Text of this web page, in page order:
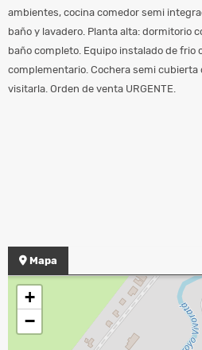
ambientes, cocina comedor semi
baño y lavadero. Planta alta: dormitorio
baño completo. Equipo instalado de frio
complementario. Cochera semi cubierta
visitarla. Orden de venta URGENTE.
Mapa
+
−